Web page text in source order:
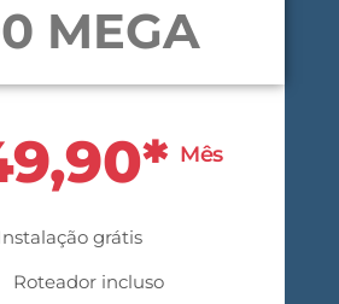
MEGA
Mês
grátis
Roteador incluso